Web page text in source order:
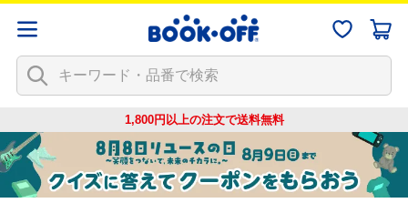
1,800円以上の注文で送料無料